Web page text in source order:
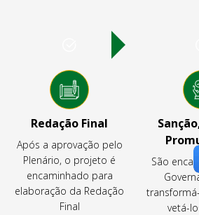
Redação Final
Após a aprovação pelo
Plenário, o projeto é
encaminhado para
elaboração da Redação
Final
São
vetá-